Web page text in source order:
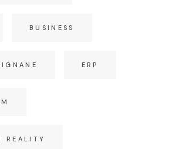
BUSINESS
ERP
REALITY